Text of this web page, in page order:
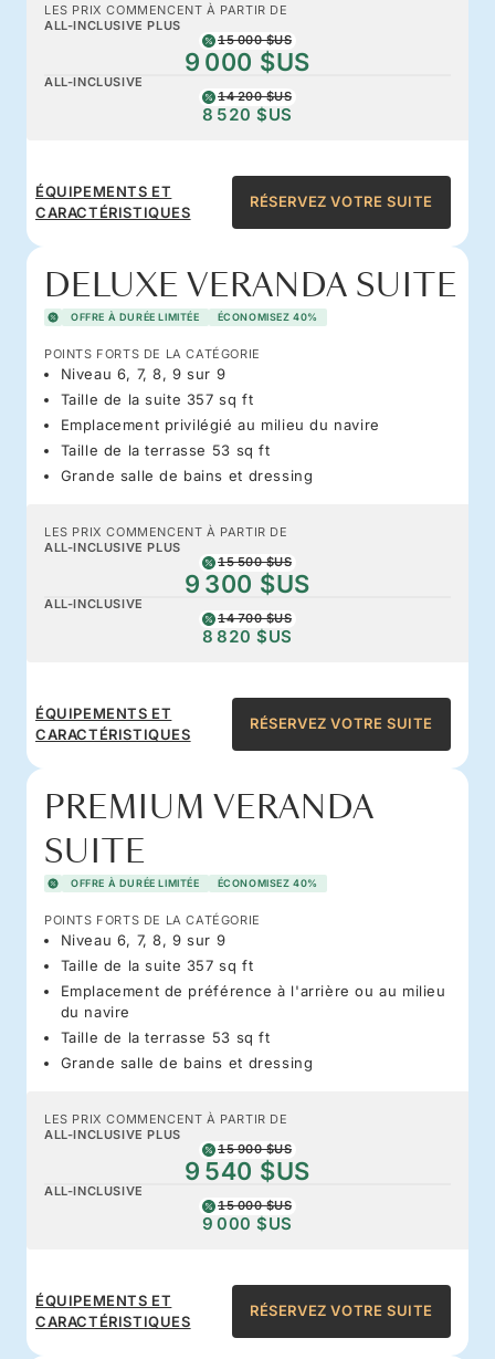
LES PRIX COMMENCENT À PARTIR DE
ALL-INCLUSIVE PLUS
15 000 $US
9 000 $US
ALL-INCLUSIVE
14 200 $US
8 520 $US
ÉQUIPEMENTS ET
CARACTÉRISTIQUES
RÉSERVEZ VOTRE SUITE
DELUXE VERANDA SUITE
OFFRE À DURÉE LIMITÉE ÉCONOMISEZ 40%
POINTS FORTS DE LA CATÉGORIE
Niveau 6, 7, 8, 9 sur 9
Taille de la suite 357 sq ft
Emplacement privilégié au milieu du navire
Taille de la terrasse 53 sq ft
Grande salle de bains et dressing
LES PRIX COMMENCENT À PARTIR DE
ALL-INCLUSIVE PLUS
15 500 $US
9 300 $US
ALL-INCLUSIVE
14 700 $US
8 820 $US
ÉQUIPEMENTS ET
CARACTÉRISTIQUES
RÉSERVEZ VOTRE SUITE
PREMIUM VERANDA
SUITE
OFFRE À DURÉE LIMITÉE ÉCONOMISEZ 40%
POINTS FORTS DE LA CATÉGORIE
Niveau 6, 7, 8, 9 sur 9
Taille de la suite 357 sq ft
Emplacement de préférence à l'arrière ou au milieu
du navire
Taille de la terrasse 53 sq ft
Grande salle de bains et dressing
LES PRIX COMMENCENT À PARTIR DE
ALL-INCLUSIVE PLUS
15 900 $US
9 540 $US
ALL-INCLUSIVE
15 000 $US
9 000 $US
ÉQUIPEMENTS ET
CARACTÉRISTIQUES
RÉSERVEZ VOTRE SUITE